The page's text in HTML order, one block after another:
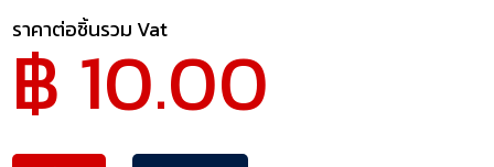
ราคาต่อชิ้นรวม Vat
฿ 10.00